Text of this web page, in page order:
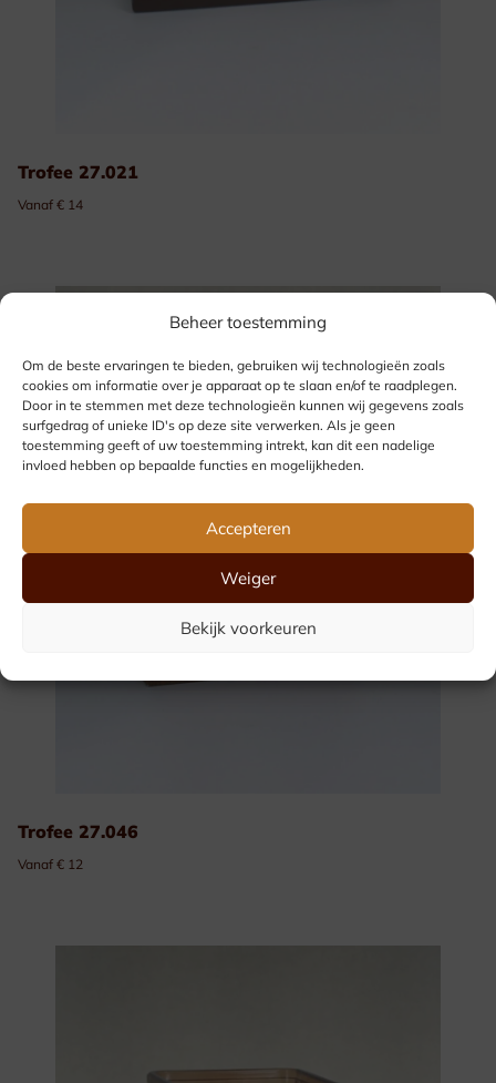
Beheer toestemming
Om de beste ervaringen te bieden, gebruiken wij technologieën zoals
cookies om informatie over je apparaat op te slaan en/of te raadplegen.
Door in te stemmen met deze technologieën kunnen wij gegevens zoals
surfgedrag of unieke ID's op deze site verwerken. Als je geen
toestemming geeft of uw toestemming intrekt, kan dit een nadelige
invloed hebben op bepaalde functies en mogelijkheden.
Accepteren
Weiger
Bekijk voorkeuren
Trofee 27.021
Vanaf € 14
Trofee 27.046
Vanaf € 12